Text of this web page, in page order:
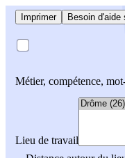
Imprimer Besoin d'aide
Métier, compétence,
Lieu de travail